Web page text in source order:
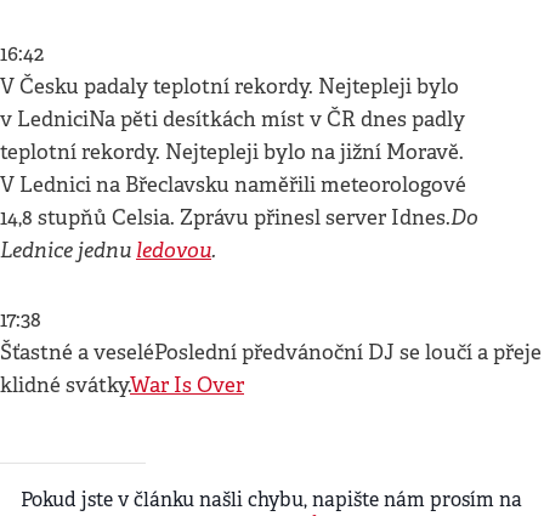
16:42
V Česku padaly teplotní rekordy. Nejtepleji bylo
v LedniciNa pěti desítkách míst v ČR dnes padly
teplotní rekordy. Nejtepleji bylo na jižní Moravě.
V Lednici na Břeclavsku naměřili meteorologové
14,8 stupňů Celsia. Zprávu přinesl server Idnes.Do
Lednice jednu ledovou.
17:38
Šťastné a veseléPoslední předvánoční DJ se loučí a přeje
klidné svátky.War Is Over
Pokud jste v článku našli chybu, napište nám prosím na